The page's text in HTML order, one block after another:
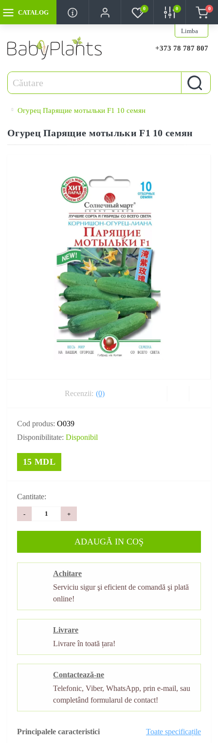
CATALOG
Limba
0 0 0
+373 78 787 807
Огурец Парящие мотыльки F1 10 семян
Огурец Парящие мотыльки F1 10 семян
Recenzii: (0)
Cod produs: O039
Disponibilitate: Disponibil
15 MDL
Principalele caracteristici Toate specificațile
Cantitate:
- +
ADAUGĂ IN COŞ
Achitare
Serviciu sigur şi eficient de comandă şi plată
online!
Livrare
Livrare în toată țara!
Contactează-ne
Telefonic, Viber, WhatsApp, prin e-mail, sau
completând formularul de contact!